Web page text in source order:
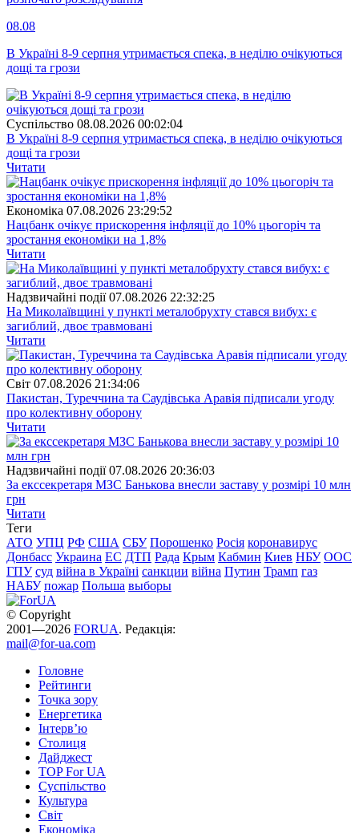
08.08
В Україні 8-9 серпня утримається спека, в неділю очікуються
дощі та грози
Суспiльство 08.08.2026 00:02:04
В Україні 8-9 серпня утримається спека, в неділю очікуються
дощі та грози
Читати
Економіка 07.08.2026 23:29:52
Нацбанк очікує прискорення інфляції до 10% цьогоріч та
зростання економіки на 1,8%
Читати
Надзвичайні події 07.08.2026 22:32:25
На Миколаївщині у пункті металобрухту стався вибух: є
загиблий, двоє травмовані
Читати
Свiт 07.08.2026 21:34:06
Пакистан, Туреччина та Саудівська Аравія підписали угоду
про колективну оборону
Читати
Надзвичайні події 07.08.2026 20:36:03
За екссекретаря МЗС Банькова внесли заставу у розмірі 10 млн
грн
Читати
Теги
АТО УПЦ РФ США СБУ Порошенко Росія коронавирус
Донбасс Украина ЕС ДТП Рада Крым Кабмин Киев НБУ ООС
ГПУ суд війна в Україні санкции війна Путин Трамп газ
НАБУ пожар Польша выборы
© Copyright
2001—2026 FORUA. Редакція:
mail@for-ua.com
Головне
Рейтинги
Точка зору
Енергетика
Інтерв’ю
Столиця
Дайджест
TOP For UA
Суспiльство
Культура
Світ
Економіка